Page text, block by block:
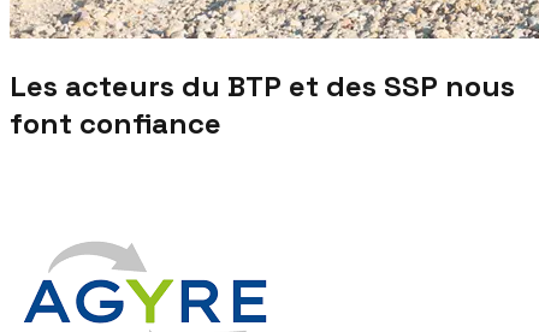
Les acteurs du BTP et des SSP nous
font confiance